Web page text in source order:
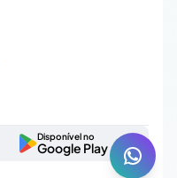
Disponível no
Google Play